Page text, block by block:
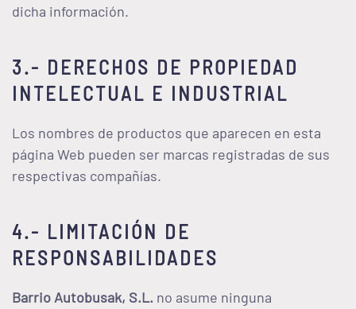
dicha información.
3.- DERECHOS DE PROPIEDAD
INTELECTUAL E INDUSTRIAL
Los nombres de productos que aparecen en esta
página Web pueden ser marcas registradas de sus
respectivas compañías.
4.- LIMITACIÓN DE
RESPONSABILIDADES
Barrio Autobusak, S.L. no asume ninguna